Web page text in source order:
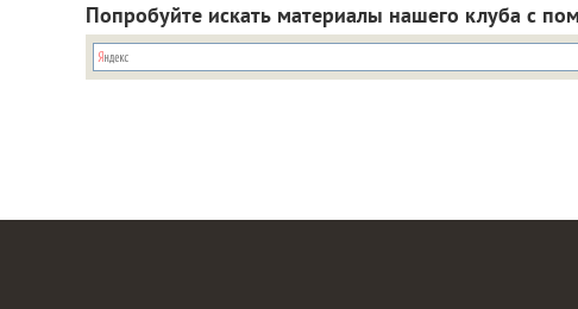
Попробуйте искать материалы нашего клуба с